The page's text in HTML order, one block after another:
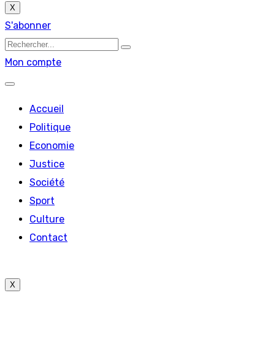
X
S'abonner
Mon compte
Accueil
Politique
Economie
Justice
Société
Sport
Culture
Contact
X